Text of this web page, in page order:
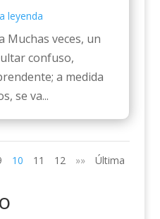
leyenda
Muchas veces, un
confuso,
a medida
se va...
10 11 12 »» Última